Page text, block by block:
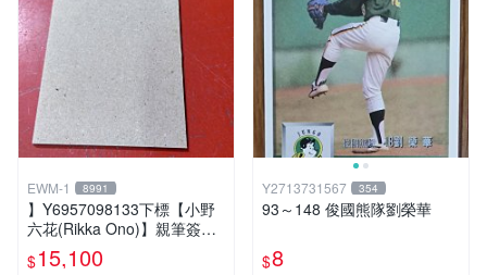
EWM-1 8991
】Y6957098133下標【小野
六花(Rikka Ono)】親筆簽名
DNA 毛卡】
$15,100
Y2713731567 354
93～148 俊國熊隊劉榮華
$8